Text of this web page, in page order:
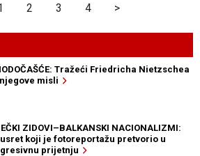
2 3 4 >
Tražeći Friedricha Nietzschea
misli
ZIDOVI–BALKANSKI NACIONALIZMI:
koji je fotoreportažu pretvorio u
prijetnju